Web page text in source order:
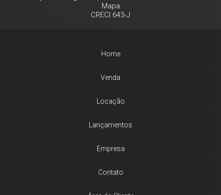
Mapa
CRECI 643-J
Home
Venda
Locação
Lançamentos
Empresa
Contato